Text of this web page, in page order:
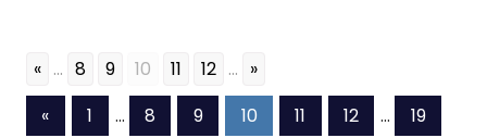
« ... 8 9 10 11 12 ... »
Berichten
«Vorige1 … 8 9 10 11 12 … 19